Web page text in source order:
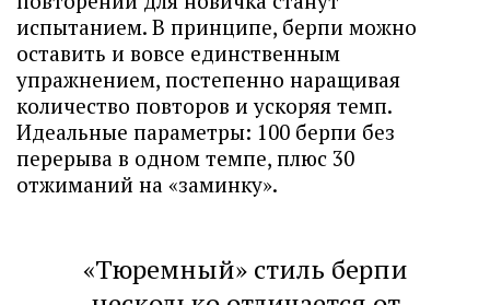
испытанием. В принципе, берпи можно
оставить и вовсе единственным
упражнением, постепенно наращивая
количество повторов и ускоряя темп.
Идеальные параметры: 100 берпи без
перерыва в одном темпе, плюс 30
отжиманий на «заминку».
«Тюремный» стиль берпи